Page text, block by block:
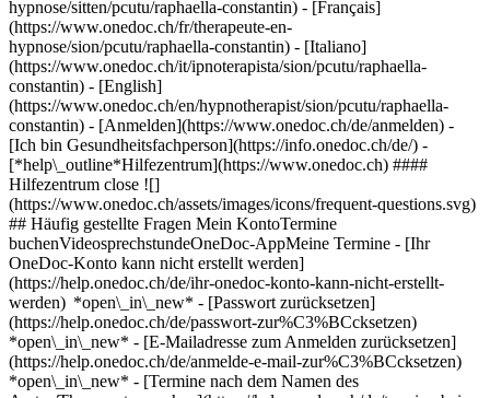
hypnose/sitten/pcutu/raphaella-constantin) - [Français]
(https://www.onedoc.ch/fr/therapeute-en-
hypnose/sion/pcutu/raphaella-constantin) - [Italiano]
(https://www.onedoc.ch/it/ipnoterapista/sion/pcutu/raphaella-
constantin) - [English]
(https://www.onedoc.ch/en/hypnotherapist/sion/pcutu/raphaella-
constantin) - [Anmelden](https://www.onedoc.ch/de/anmelden) -
[Ich bin Gesundheitsfachperson](https://info.onedoc.ch/de/) -
[*help\_outline*Hilfezentrum](https://www.onedoc.ch) ####
Hilfezentrum close ![]
(https://www.onedoc.ch/assets/images/icons/frequent-questions.svg)
## Häufig gestellte Fragen Mein KontoTermine
buchenVideosprechstundeOneDoc-AppMeine Termine - [Ihr
OneDoc-Konto kann nicht erstellt werden]
(https://help.onedoc.ch/de/ihr-onedoc-konto-kann-nicht-erstellt-
werden) *open\_in\_new* - [Passwort zurücksetzen]
(https://help.onedoc.ch/de/passwort-zur%C3%BCcksetzen)
*open\_in\_new* - [E-Mailadresse zum Anmelden zurücksetzen]
(https://help.onedoc.ch/de/anmelde-e-mail-zur%C3%BCcksetzen)
*open\_in\_new* - [Termine nach dem Namen des